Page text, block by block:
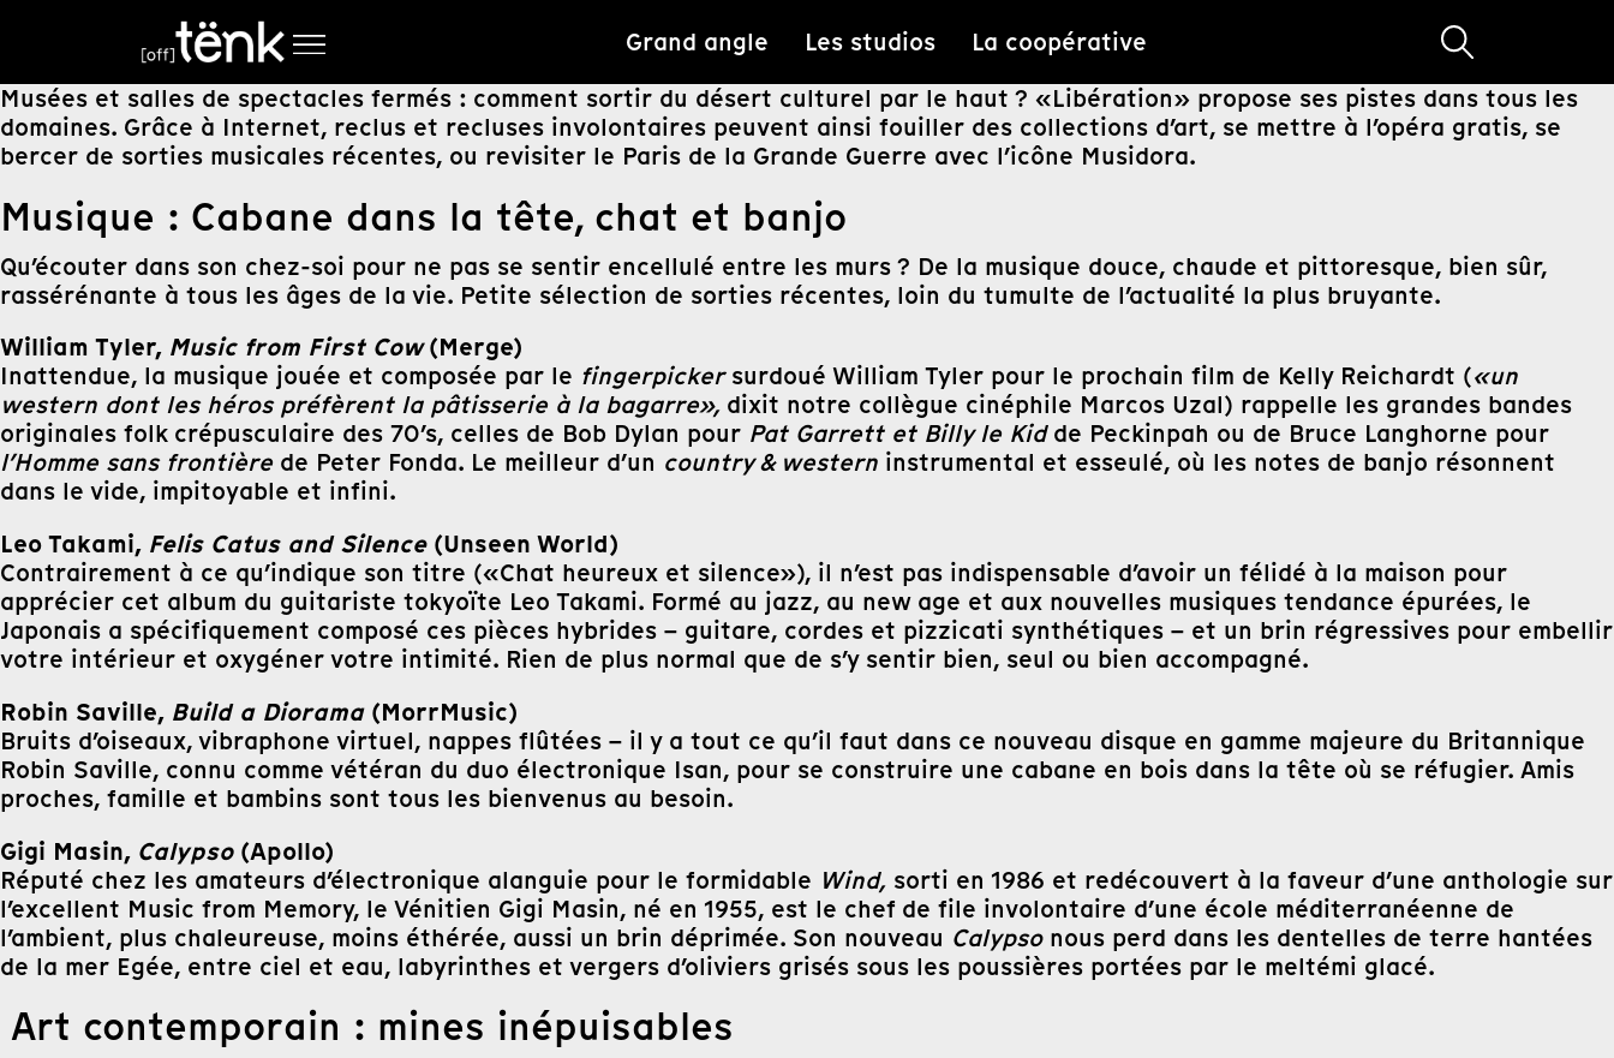
Grand angle Les studios La coopérative
Musées et salles de spectacles fermés : comment sortir du désert culturel par le haut ? «Libération» propose ses pistes dans tous les
domaines. Grâce à Internet, reclus et recluses involontaires peuvent ainsi fouiller des collections d’art, se mettre à l’opéra gratis, se
bercer de sorties musicales récentes, ou revisiter le Paris de la Grande Guerre avec l’icône Musidora.
Musique : Cabane dans la tête, chat et banjo
Qu’écouter dans son chez-soi pour ne pas se sentir encellulé entre les murs ? De la musique douce, chaude et pittoresque, bien sûr,
rassérénante à tous les âges de la vie. Petite sélection de sorties récentes, loin du tumulte de l’actualité la plus bruyante.
William Tyler, Music from First Cow(Merge)
Inattendue, la musique jouée et composée par le fingerpickersurdoué William Tyler pour le prochain film de Kelly Reichardt («un
western dont les héros préfèrent la pâtisserie à la bagarre», dixit notre collègue cinéphile Marcos Uzal) rappelle les grandes bandes
originales folk crépusculaire des 70’s, celles de Bob Dylan pour Pat Garrett et Billy le Kidde Peckinpah ou de Bruce Langhorne pour
l’Homme sans frontièrede Peter Fonda. Le meilleur d’un country & western instrumental et esseulé, où les notes de banjo résonnent
dans le vide, impitoyable et infini.
Leo Takami, Felis Catus and Silence (Unseen World)
Contrairement à ce qu’indique son titre («Chat heureux et silence»), il n’est pas indispensable d’avoir un félidé à la maison pour
apprécier cet album du guitariste tokyoïte Leo Takami. Formé au jazz, au new age et aux nouvelles musiques tendance épurées, le
Japonais a spécifiquement composé ces pièces hybrides – guitare, cordes et pizzicati synthétiques – et un brin régressives pour embellir
votre intérieur et oxygéner votre intimité. Rien de plus normal que de s’y sentir bien, seul ou bien accompagné.
Robin Saville, Build a Diorama(MorrMusic)
Bruits d’oiseaux, vibraphone virtuel, nappes flûtées – il y a tout ce qu’il faut dans ce nouveau disque en gamme majeure du Britannique
Robin Saville, connu comme vétéran du duo électronique Isan, pour se construire une cabane en bois dans la tête où se réfugier. Amis
proches, famille et bambins sont tous les bienvenus au besoin.
Gigi Masin, Calypso (Apollo)
Réputé chez les amateurs d’électronique alanguie pour le formidable Wind, sorti en 1986 et redécouvert à la faveur d’une anthologie sur
l’excellent Music from Memory, le Vénitien Gigi Masin, né en 1955, est le chef de file involontaire d’une école méditerranéenne de
l’ambient, plus chaleureuse, moins éthérée, aussi un brin déprimée. Son nouveau Calypsonous perd dans les dentelles de terre hantées
de la mer Egée, entre ciel et eau, labyrinthes et vergers d’oliviers grisés sous les poussières portées par le meltémi glacé.
Art contemporain : mines inépuisables